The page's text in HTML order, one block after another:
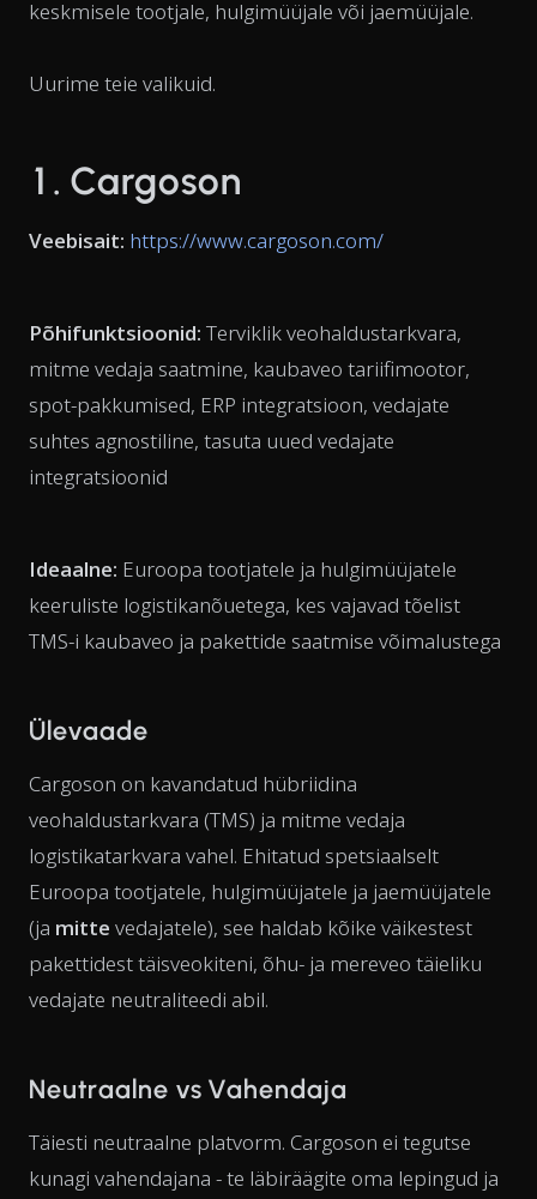
keskmisele tootjale, hulgimüüjale või jaemüüjale.
Uurime teie valikuid.
1. Cargoson
Veebisait: https://www.cargoson.com/
Põhifunktsioonid: Terviklik veohaldustarkvara,
mitme vedaja saatmine, kaubaveo tariifimootor,
spot-pakkumised, ERP integratsioon, vedajate
suhtes agnostiline, tasuta uued vedajate
integratsioonid
Ideaalne: Euroopa tootjatele ja hulgimüüjatele
keeruliste logistikanõuetega, kes vajavad tõelist
TMS-i kaubaveo ja pakettide saatmise võimalustega
Ülevaade
Cargoson on kavandatud hübriidina
veohaldustarkvara (TMS) ja mitme vedaja
logistikatarkvara vahel. Ehitatud spetsiaalselt
Euroopa tootjatele, hulgimüüjatele ja jaemüüjatele
(ja mitte vedajatele), see haldab kõike väikestest
pakettidest täisveokiteni, õhu- ja mereveo täieliku
vedajate neutraliteedi abil.
Neutraalne vs Vahendaja
Täiesti neutraalne platvorm. Cargoson ei tegutse
kunagi vahendajana - te läbiräägite oma lepingud ja